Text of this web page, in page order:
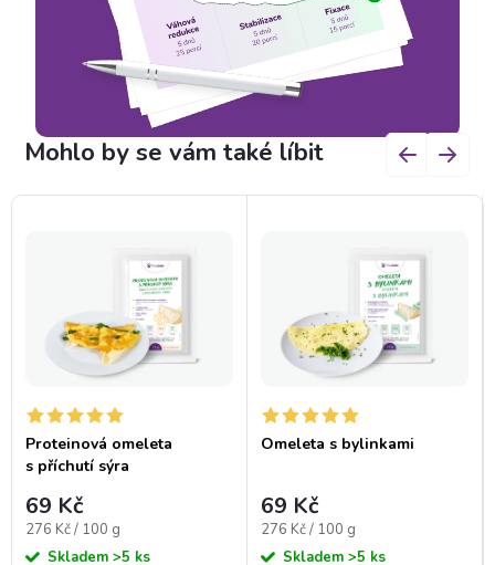
Proteinová omeleta
s příchutí sýra
69 Kč
Měrná
cena:
276 Kč / 100 g
Skladem >5 ks
Omeleta s bylinkami
69 Kč
Měrná
cena:
276 Kč / 100 g
Skladem >5 ks